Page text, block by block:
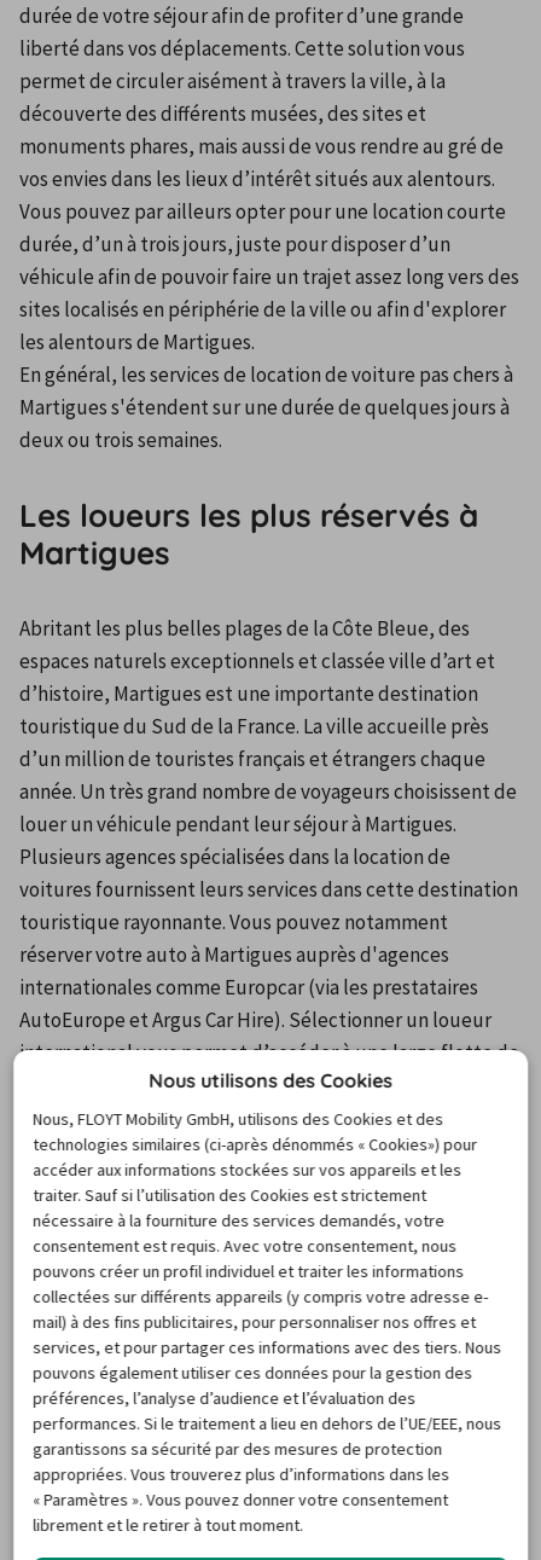
durée de votre séjour afin de profiter d’une grande
liberté dans vos déplacements. Cette solution vous
permet de circuler aisément à travers la ville, à la
découverte des différents musées, des sites et
monuments phares, mais aussi de vous rendre au gré de
vos envies dans les lieux d’intérêt situés aux alentours.
Vous pouvez par ailleurs opter pour une location courte
durée, d’un à trois jours, juste pour disposer d’un
véhicule afin de pouvoir faire un trajet assez long vers des
sites localisés en périphérie de la ville ou afin d'explorer
les alentours de Martigues.
En général, les services de location de voiture pas chers à
Martigues s'étendent sur une durée de quelques jours à
deux ou trois semaines.
Les loueurs les plus réservés à
Martigues
Abritant les plus belles plages de la Côte Bleue, des
espaces naturels exceptionnels et classée ville d’art et
d’histoire, Martigues est une importante destination
touristique du Sud de la France. La ville accueille près
d’un million de touristes français et étrangers chaque
année. Un très grand nombre de voyageurs choisissent de
louer un véhicule pendant leur séjour à Martigues.
Plusieurs agences spécialisées dans la location de
voitures fournissent leurs services dans cette destination
touristique rayonnante. Vous pouvez notamment
réserver votre auto à Martigues auprès d'agences
internationales comme Europcar (via les prestataires
AutoEurope et Argus Car Hire). Sélectionner un loueur
international vous permet d’accéder à une large flotte de
véhicules et donc à un choix plus vaste de catégories de
voitures.
Pour votre location de voiture 7 places à Martigues, vous
pouvez aussi vous tourner vers une agence locale. Cette
solution vous assure de bénéficier de véhicules adaptés
aux types de routes et d'itinéraires caractéristiques de la
région. Sur place, le loueur local ne manquera pas non
plus de vous guider dans le choix des sites à visiter.
Les offres disponibles sur Carigami sont tellement
nombreuses et diversifiées que nos clients peinent
souvent à prendre leur décision. Pour vous accommoder
au mieux, nous avons intégré un encart spécial pour
permettre aux clients de laisser leurs avis et leurs
évaluations. Ces informations vous aideront à faire votre
Nous utilisons des Cookies
Nous, FLOYT Mobility GmbH, utilisons des Cookies et des
technologies similaires (ci-après dénommés « Cookies») pour
accéder aux informations stockées sur vos appareils et les
traiter. Sauf si l’utilisation des Cookies est strictement
nécessaire à la fourniture des services demandés, votre
consentement est requis. Avec votre consentement, nous
pouvons créer un profil individuel et traiter les informations
collectées sur différents appareils (y compris votre adresse e-
mail) à des fins publicitaires, pour personnaliser nos offres et
services, et pour partager ces informations avec des tiers. Nous
pouvons également utiliser ces données pour la gestion des
préférences, l’analyse d’audience et l’évaluation des
performances. Si le traitement a lieu en dehors de l’UE/EEE, nous
garantissons sa sécurité par des mesures de protection
appropriées. Vous trouverez plus d’informations dans les
« Paramètres ». Vous pouvez donner votre consentement
librement et le retirer à tout moment.